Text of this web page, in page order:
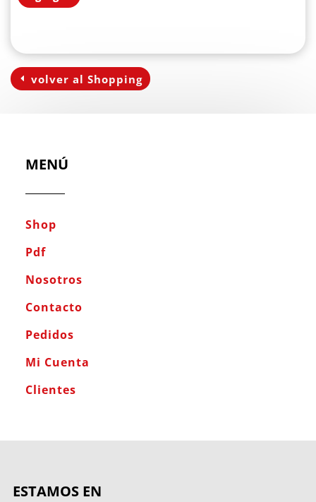
volver al Shopping
MENÚ
Shop
Pdf
Nosotros
Contacto
Pedidos
Mi Cuenta
Clientes
ESTAMOS EN